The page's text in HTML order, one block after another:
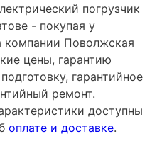
погрузчик
- покупая у
компании Поволжская
цены, гарантию
гарантийное
ремонт.
доступны
оплате и доставке.